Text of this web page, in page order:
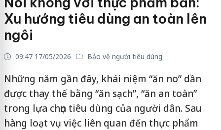
Xu hướng tiêu dùng an toàn lên
ngôi
09:47 17/05/2026 Bảo vệ người tiêu dùng
Những năm gần đây, khái niệm “ăn no” dần
được thay thế bằng “ăn sạch”, “ăn an toàn”
trong lựa chọn tiêu dùng của người dân. Sau
hàng loạt vụ việc liên quan đến thực phẩm